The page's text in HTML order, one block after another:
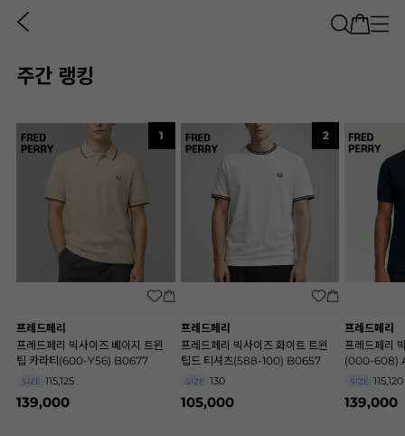
주간 랭킹
1
프레드페리
프레드페리 빅사이즈 베이지 트윈
팁 카라티(600-Y56) B0677
SIZE 115,125
139,000
2
프레드페리
프레드페리 빅사이즈 화이트 트윈
팁드 티셔츠(588-100) B0657
SIZE 130
105,000
프레드페리
프레드페리
(000-608)
SIZE 115,120
139,000